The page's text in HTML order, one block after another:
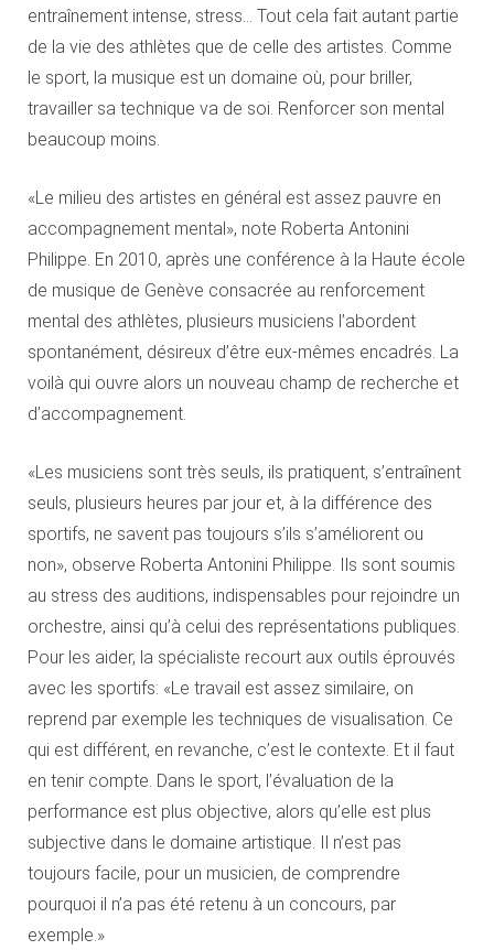
entraînement intense, stress… Tout cela fait autant partie
de la vie des athlètes que de celle des artistes. Comme
le sport, la musique est un domaine où, pour briller,
travailler sa technique va de soi. Renforcer son mental
beaucoup moins.
«Le milieu des artistes en général est assez pauvre en
accompagnement mental», note Roberta Antonini
Philippe. En 2010, après une conférence à la Haute école
de musique de Genève consacrée au renforcement
mental des athlètes, plusieurs musiciens l’abordent
spontanément, désireux d’être eux-mêmes encadrés. La
voilà qui ouvre alors un nouveau champ de recherche et
d’accompagnement.
«Les musiciens sont très seuls, ils pratiquent, s’entraînent
seuls, plusieurs heures par jour et, à la différence des
sportifs, ne savent pas toujours s’ils s’améliorent ou
non», observe Roberta Antonini Philippe. Ils sont soumis
au stress des auditions, indispensables pour rejoindre un
orchestre, ainsi qu’à celui des représentations publiques.
Pour les aider, la spécialiste recourt aux outils éprouvés
avec les sportifs: «Le travail est assez similaire, on
reprend par exemple les techniques de visualisation. Ce
qui est différent, en revanche, c’est le contexte. Et il faut
en tenir compte. Dans le sport, l’évaluation de la
performance est plus objective, alors qu’elle est plus
subjective dans le domaine artistique. Il n’est pas
toujours facile, pour un musicien, de comprendre
pourquoi il n’a pas été retenu à un concours, par
exemple.»